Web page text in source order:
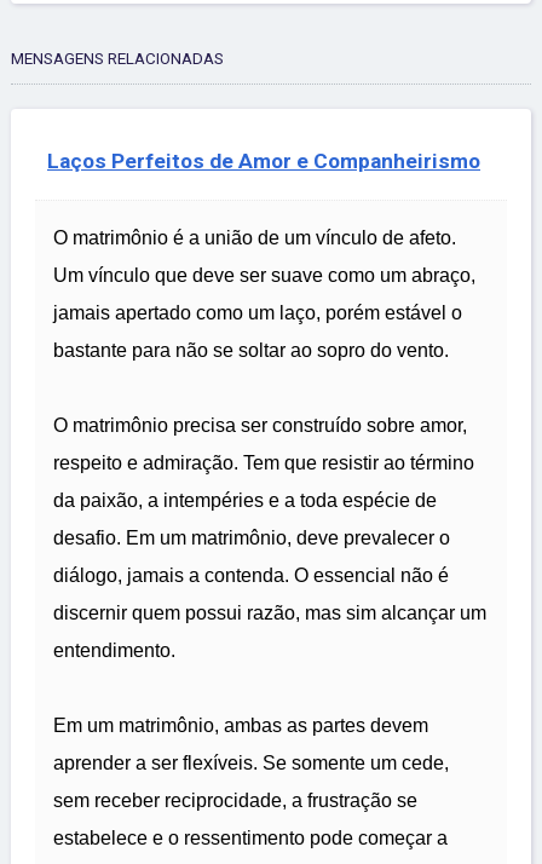
MENSAGENS RELACIONADAS
Laços Perfeitos de Amor e Companheirismo
O matrimônio é a união de um vínculo de afeto.
Um vínculo que deve ser suave como um abraço,
jamais apertado como um laço, porém estável o
bastante para não se soltar ao sopro do vento.
O matrimônio precisa ser construído sobre amor,
respeito e admiração. Tem que resistir ao término
da paixão, a intempéries e a toda espécie de
desafio. Em um matrimônio, deve prevalecer o
diálogo, jamais a contenda. O essencial não é
discernir quem possui razão, mas sim alcançar um
entendimento.
Em um matrimônio, ambas as partes devem
aprender a ser flexíveis. Se somente um cede,
sem receber reciprocidade, a frustração se
estabelece e o ressentimento pode começar a